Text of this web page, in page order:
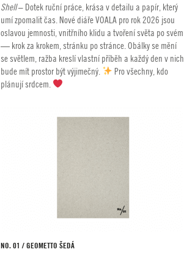
490,00 Kč
až
580,00 Kč
Shell– Dotek ruční práce, krása v detailu a papír, který
umí zpomalit čas. Nové diáře VOALA pro rok 2026 jsou
oslavou jemnosti, vnitřního klidu a tvoření světa po svém
— krok za krokem, stránku po stránce. Obálky se mění
se světlem, ražba kreslí vlastní příběh a každý den v nich
bude mít prostor být výjimečný.
Pro všechny, kdo
plánují srdcem.
NO. 01 / GEOMETTO ŠEDÁ